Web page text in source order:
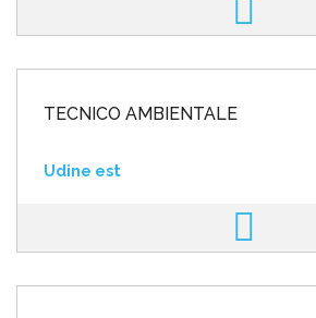
TECNICO AMBIENTALE
Udine est